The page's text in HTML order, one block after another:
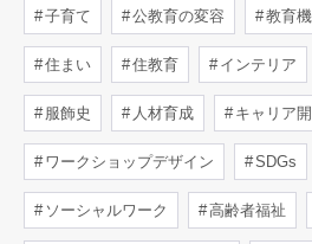
子育て 公教育の変容 教育
住まい 住教育 インテリア
服飾史 人材育成 キャリア
ワークショップデザイン SDGs
ソーシャルワーク 高齢者福祉